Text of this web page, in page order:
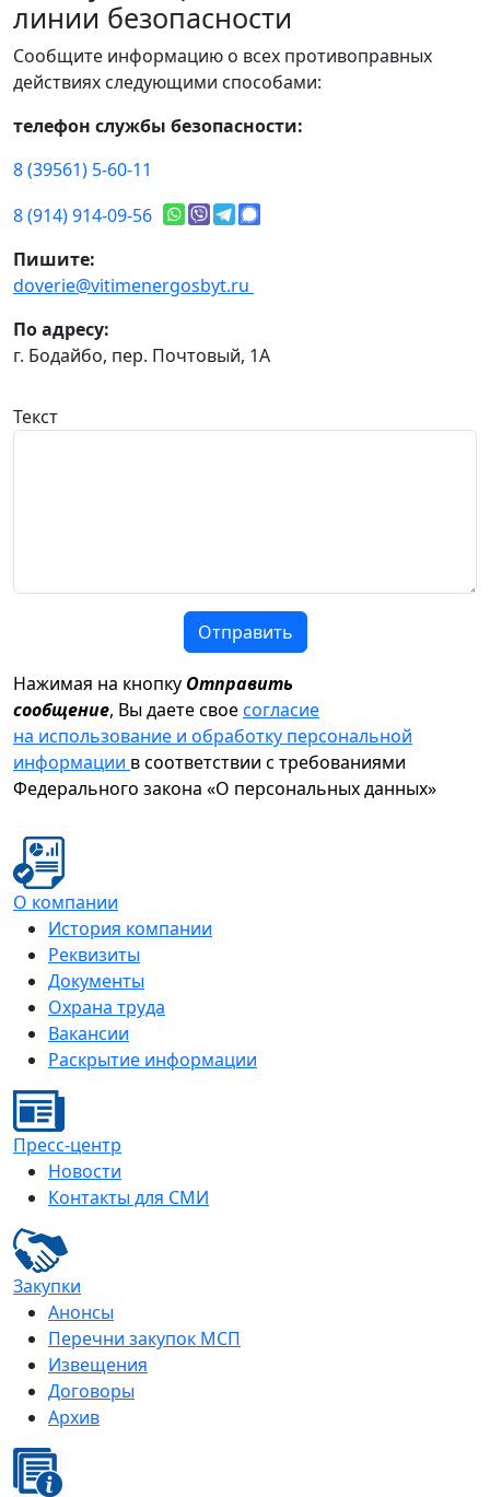
линии безопасности
Сообщите информацию о всех противоправных
действиях следующими способами:
телефон службы безопасности:
8 (39561) 5-60-11
8 (914) 914-09-56
Пишите:
doverie@vitimenergosbyt.ru
По адресу:
г. Бодайбо, пер. Почтовый, 1А
Текст
Отправить
Нажимая на кнопку Отправить
сообщение, Вы даете своесогласие
на использование и обработку персональной
информации в соответствии с требованиями
Федерального закона «О персональных данных»
О компании
История компании
Реквизиты
Документы
Охрана труда
Вакансии
Раскрытие информации
Пресс-центр
Новости
Контакты для СМИ
Закупки
Анонсы
Перечни закупок МСП
Извещения
Договоры
Архив